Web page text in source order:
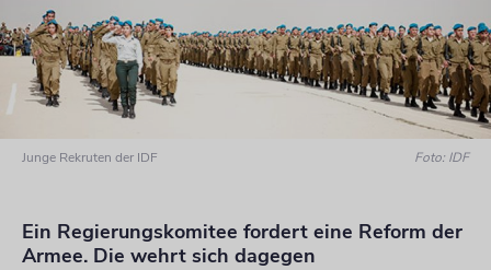
Junge Rekruten der IDF Foto: IDF
Ein Regierungskomitee fordert eine Reform der
Armee. Die wehrt sich dagegen